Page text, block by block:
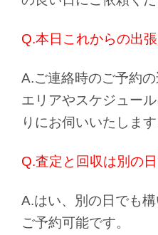
Q.本日これからの出
A.ご連絡時のご予約の
エリアやスケジュー
りにお伺いいたします
Q.査定と回収は別の
A.はい、別の日でも
ご予約可能です。